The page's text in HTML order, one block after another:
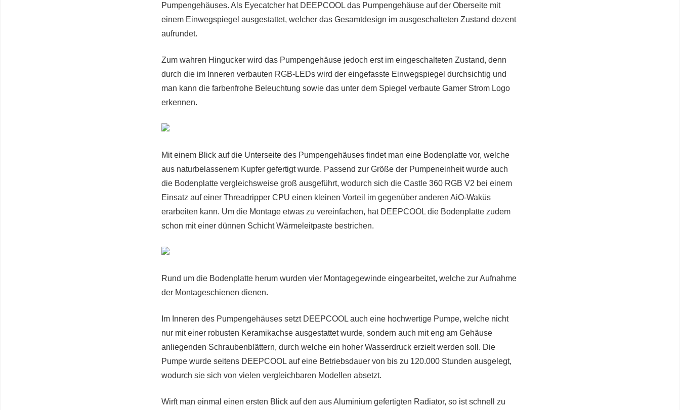
Pumpengehäuses. Als Eyecatcher hat DEEPCOOL das Pumpengehäuse auf der Oberseite mit
einem Einwegspiegel ausgestattet, welcher das Gesamtdesign im ausgeschalteten Zustand dezent
aufrundet.
Zum wahren Hingucker wird das Pumpengehäuse jedoch erst im eingeschalteten Zustand, denn
durch die im Inneren verbauten RGB-LEDs wird der eingefasste Einwegspiegel durchsichtig und
man kann die farbenfrohe Beleuchtung sowie das unter dem Spiegel verbaute Gamer Strom Logo
erkennen.
Mit einem Blick auf die Unterseite des Pumpengehäuses findet man eine Bodenplatte vor, welche
aus naturbelassenem Kupfer gefertigt wurde. Passend zur Größe der Pumpeneinheit wurde auch
die Bodenplatte vergleichsweise groß ausgeführt, wodurch sich die Castle 360 RGB V2 bei einem
Einsatz auf einer Threadripper CPU einen kleinen Vorteil im gegenüber anderen AiO-Waküs
erarbeiten kann. Um die Montage etwas zu vereinfachen, hat DEEPCOOL die Bodenplatte zudem
schon mit einer dünnen Schicht Wärmeleitpaste bestrichen.
Rund um die Bodenplatte herum wurden vier Montagegewinde eingearbeitet, welche zur Aufnahme
der Montageschienen dienen.
Im Inneren des Pumpengehäuses setzt DEEPCOOL auch eine hochwertige Pumpe, welche nicht
nur mit einer robusten Keramikachse ausgestattet wurde, sondern auch mit eng am Gehäuse
anliegenden Schraubenblättern, durch welche ein hoher Wasserdruck erzielt werden soll. Die
Pumpe wurde seitens DEEPCOOL auf eine Betriebsdauer von bis zu 120.000 Stunden ausgelegt,
wodurch sie sich von vielen vergleichbaren Modellen absetzt.
Wirft man einmal einen ersten Blick auf den aus Aluminium gefertigten Radiator, so ist schnell zu